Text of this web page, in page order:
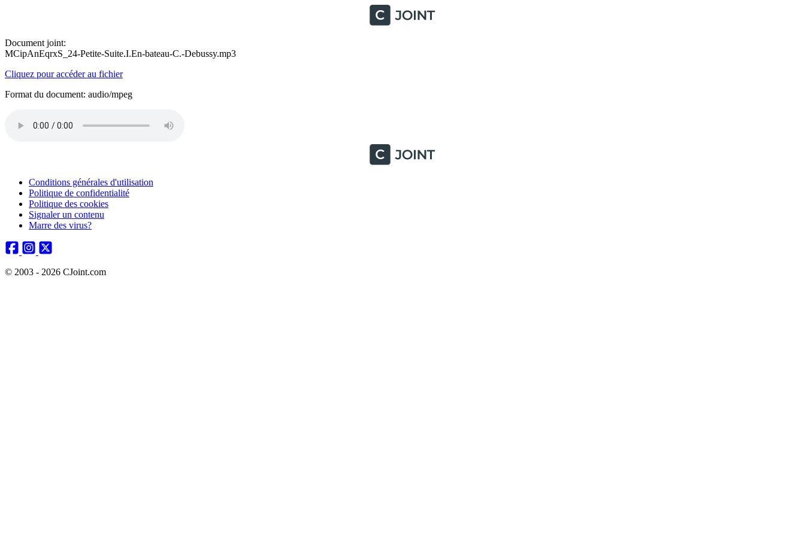
Document joint:
MCipAnEqrxS_24-Petite-Suite.I.En-bateau-C.-Debussy.mp3
Cliquez pour accéder au fichier
Format du document: audio/mpeg
Conditions générales d'utilisation
Politique de confidentialité
Politique des cookies
Signaler un contenu
Marre des virus?
© 2003 - 2026 CJoint.com